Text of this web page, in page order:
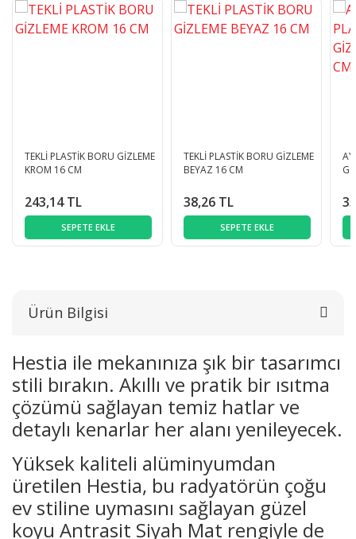
TEKLİ PLASTİK BORU GİZLEME
KROM 16 CM
243,14 TL
SEPETE EKLE
TEKLİ PLASTİK BORU GİZLEME
BEYAZ 16 CM
38,26 TL
SEPETE EKLE
Ürün Bilgisi
Hestia ile mekanınıza şık bir tasarımcı
stili bırakın. Akıllı ve pratik bir ısıtma
çözümü sağlayan temiz hatlar ve
detaylı kenarlar her alanı yenileyecek.
Yüksek kaliteli alüminyumdan
üretilen Hestia, bu radyatörün çoğu
ev stiline uymasını sağlayan güzel
koyu Antrasit Siyah Mat rengiyle de